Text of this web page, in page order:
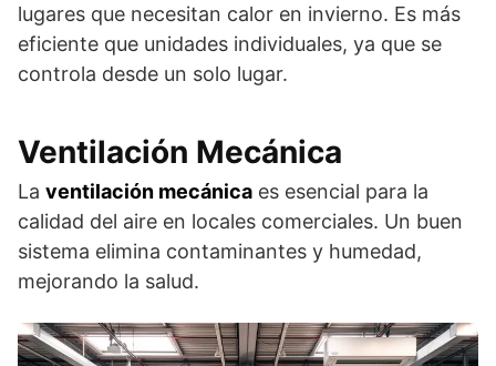
lugares que necesitan calor en invierno. Es más
eficiente que unidades individuales, ya que se
controla desde un solo lugar.
Ventilación Mecánica
La ventilación mecánica es esencial para la
calidad del aire en locales comerciales. Un buen
sistema elimina contaminantes y humedad,
mejorando la salud.